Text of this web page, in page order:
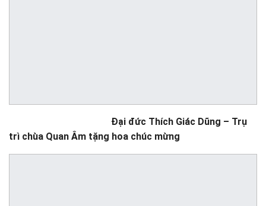
Đại đức Thích Giác Dũng – Trụ
trì chùa Quan Âm tặng hoa chúc mừng